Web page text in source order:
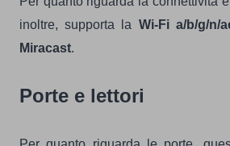
inoltre, supporta la Wi-Fi a/b/g/n/
Miracast.
Porte e lettori